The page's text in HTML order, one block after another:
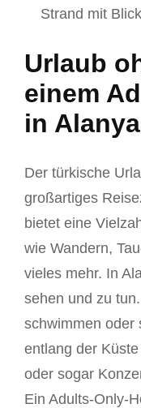
Strand mit
Urlaub
einem
in Alanya
Der türkische
großartiges
bietet eine
wie Wandern,
vieles mehr. In
sehen und zu
schwimmen oder
entlang der
oder sogar
Ein Adults-Only-